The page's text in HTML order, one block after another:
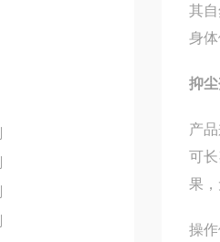
其
身
抑
产
可
果
操